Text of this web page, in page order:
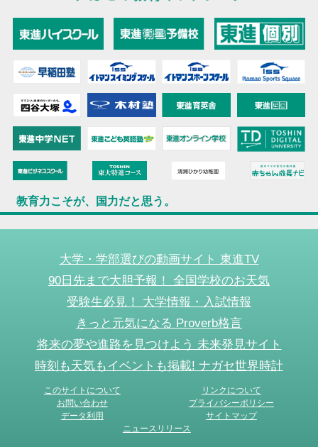
教育力こそが、国力だと思う。
大学・学部選びの動画サイト 東進TV
90日先まで大胆予報！ 全国学校のお天気
受験生必見！ 大学情報・入試情報
きっと元気になる Proverb格言
将来の夢や進路を見つけよう 未来発見サイト
時刻も天気もイベントも掲載! ナガセ世界時計
このサイトについて
リンクについて
お問い合わせ
プライバシーポリシー
データ利用
サイトマップ
ニュースリリース